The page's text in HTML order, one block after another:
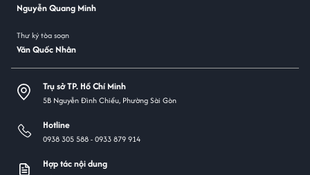
Nguyễn Quang Minh
Thư ký tòa soạn
Văn Quốc Nhân
Trụ sở TP. Hồ Chí Minh
5B Nguyễn Đình Chiểu, Phường Sài Gòn
Hotline
0938 305 588 -0933 879 914
Hợp tác nội dung